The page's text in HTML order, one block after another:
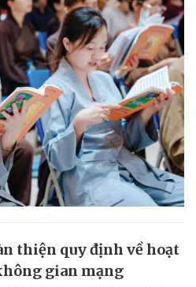
thiện quy định về hoạt
gian mạng